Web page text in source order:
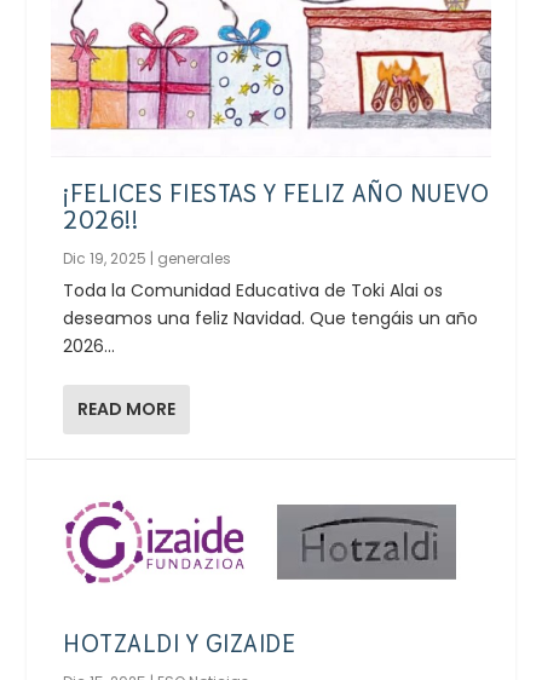
¡FELICES FIESTAS Y FELIZ AÑO NUEVO
2026!!
Dic 19, 2025 | generales
Toda la Comunidad Educativa de Toki Alai os
deseamos una feliz Navidad. Que tengáis un año
2026...
READ MORE
HOTZALDI Y GIZAIDE